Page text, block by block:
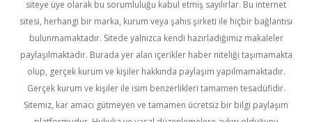
siteye üye olarak bu sorumluluğu kabul etmiş sayılırlar. Bu internet
sitesi, herhangi bir marka, kurum veya şahıs şirketi ile hiçbir bağlantısı
bulunmamaktadır. Sitede yalnızca kendi hazırladığımız makaleler
paylaşılmaktadır. Burada yer alan içerikler haber niteliği taşımamakta
olup, gerçek kurum ve kişiler hakkında paylaşım yapılmamaktadır.
Gerçek kurum ve kişiler ile isim benzerlikleri tamamen tesadüfidir.
Sitemiz, kar amacı gütmeyen ve tamamen ücretsiz bir bilgi paylaşım